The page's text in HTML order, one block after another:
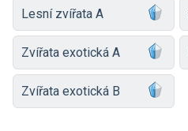
Lesní zvířata A
Zvířata exotická A
Zvířata exotická B